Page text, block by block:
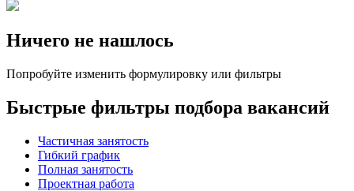
Ничего не нашлось
Попробуйте изменить формулировку или фильтры
Быстрые фильтры подбора вакансий
Частичная занятость
Гибкий график
Полная занятость
Проектная работа